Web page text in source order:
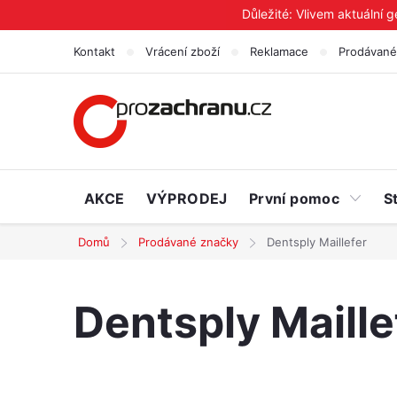
Důležité: Vlivem aktuální
Kontakt Vrácení zboží Reklamace
AKCE VÝPRODEJ První pomoc
Domů Prodávané značky Dentsply Maillefer
Dentsply